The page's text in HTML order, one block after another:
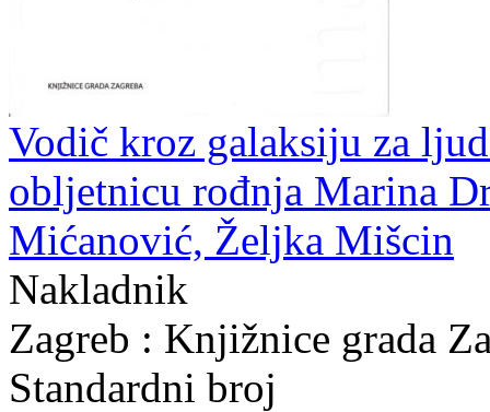
Vodič kroz galaksiju za
obljetnicu rođnja Marina
Mićanović, Željka Mišcin
Nakladnik
Zagreb : Knjižnice grada
Standardni broj